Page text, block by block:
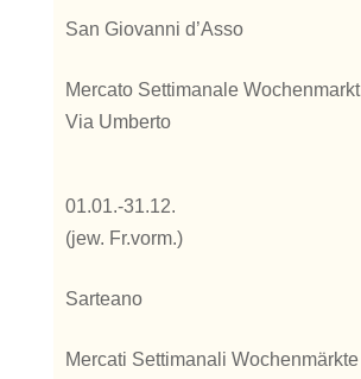
San Giovanni d’Asso
Mercato Settimanale Wochenmarkt
Via Umberto
01.01.-31.12.
(jew. Fr.vorm.)
Sarteano
Mercati Settimanali Wochenmärkte